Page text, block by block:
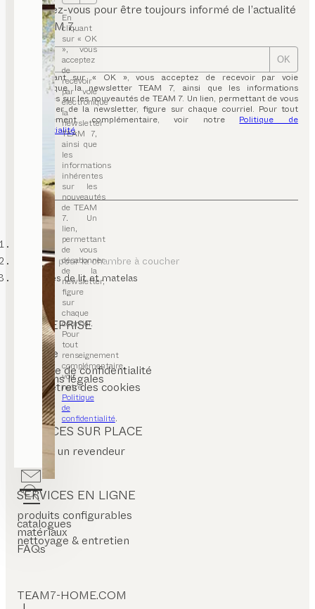
En
cliquant
sur « OK
», vous
acceptez
de
recevoir
par voie
électronique
la
newsletter
TEAM 7,
ainsi que
les
informations
inhérentes
sur les
nouveautés
de TEAM
7. Un
lien,
permettant
de vous
désabonner
de la
newsletter,
figure
sur
chaque
courriel.
Pour
tout
renseignement
complémentaire,
voir
notre
Politique
de
confidentialité.
Inscrivez-vous pour être toujours informé de l’actualité
de TEAM 7.
OK
En cliquant sur « OK », vous acceptez de recevoir par voie
électronique la newsletter TEAM 7, ainsi que les informations
inhérentes sur les nouveautés de TEAM 7. Un lien, permettant de vous
désabonner de la newsletter, figure sur chaque courriel. Pour tout
renseignement complémentaire, voir notre Politique de
confidentialité.
meubles pour la chambre à coucher
systèmes de lit et matelas
ENTREPRISE
contact
carrière
politique de confidentialité
mentions légales
paramètres des cookies
SERVICES SUR PLACE
trouver un revendeur
SERVICES EN LIGNE
produits configurables
catalogues
matériaux
nettoyage & entretien
FAQs
TEAM7-HOME.COM